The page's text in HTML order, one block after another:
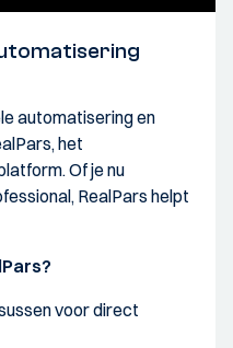
automatisering en
het
Of je nu
RealPars helpt
voor direct